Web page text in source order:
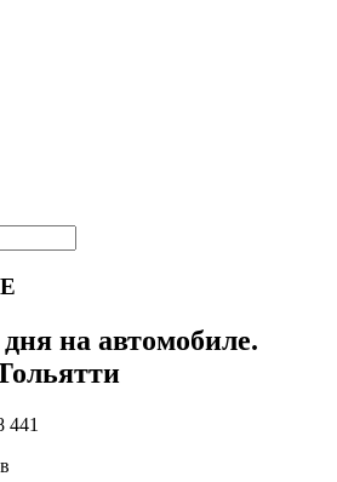
на автомобиле.
441